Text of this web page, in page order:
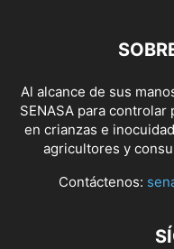
Al alcance de sus
SENASA para
en crianzas e
agricultores y
Contáctenos: